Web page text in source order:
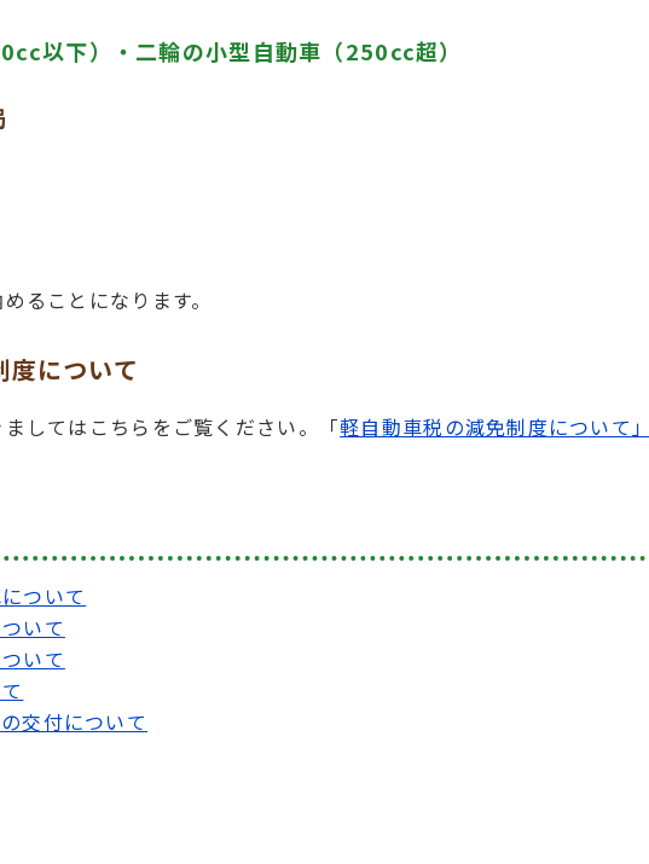
以下）・二輪の小型自動車（250cc超）
ることになります。
について
してはこちらをご覧ください。「軽自動車税の減免制度について
ついて
いて
いて
交付について